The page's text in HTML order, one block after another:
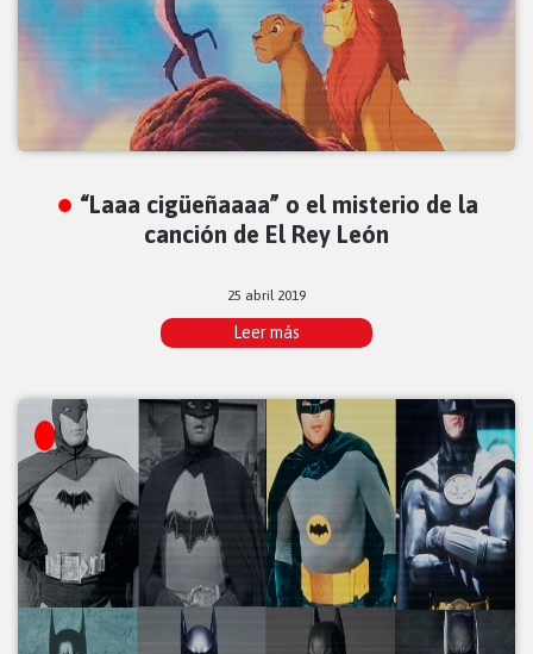
“Laaa cigüeñaaaa” o el misterio de la
canción de El Rey León
25 abril 2019
Leer más